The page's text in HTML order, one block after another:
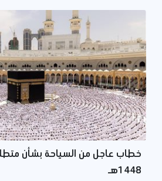
خطاب عاجل من السياحة بشأن
1448هـ